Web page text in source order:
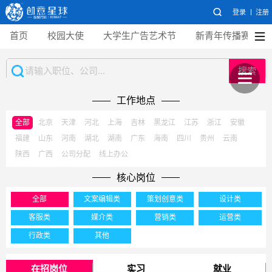
登录 注册
首页 校园大使 大学生广告艺术节 新青年传播赛
搜索
工作地点
全部 北京 天津 河北 上海 吉林 黑龙江 江苏 浙江
安徽
福建
山东 河南 湖北 湖南 广东 海南 四川 贵州
云南
陕西
广西 公司分配 线上办公
核心岗位
全部 文案编辑类 策划创意类 设计类
客服类 媒介类 营销类 运营类
行政类 其他
在招岗位 实习 就业